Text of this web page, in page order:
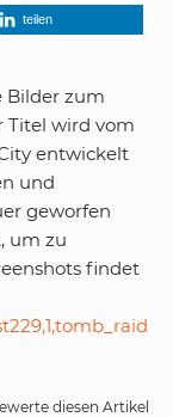
teilen
Bilder zum
Titel wird vom
entwickelt
und
geworfen
um zu
findet
diesen Artikel